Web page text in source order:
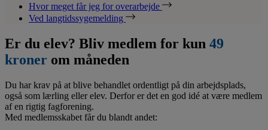
Hvor meget får jeg for overarbejde
Ved langtidssygemelding
Er du elev? Bliv medlem for kun 49
kroner om måneden
Du har krav på at blive behandlet ordentligt på din arbejdsplads,
også som lærling eller elev. Derfor er det en god idé at være medlem
af en rigtig fagforening.
Med medlemsskabet får du blandt andet: